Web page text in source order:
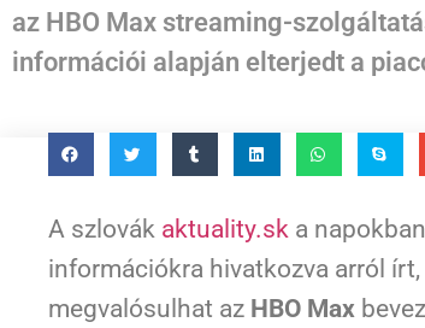
az HBO Max streaming-
információi alapján elterjedt a
A szlovák aktuality.sk a
információkra hivatkozva arról
megvalósulhat az HBO Max